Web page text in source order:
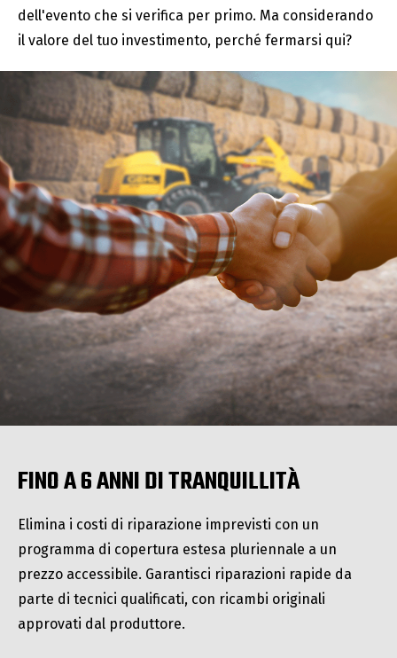
dell'evento che si verifica per primo. Ma considerando
il valore del tuo investimento, perché fermarsi qui?
FINO A 6 ANNI DI TRANQUILLITÀ
Elimina i costi di riparazione imprevisti con un
programma di copertura estesa pluriennale a un
prezzo accessibile. Garantisci riparazioni rapide da
parte di tecnici qualificati, con ricambi originali
approvati dal produttore.